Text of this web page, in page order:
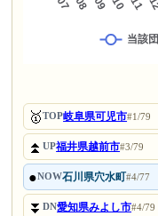
🥇TOP岐阜県可児市#1/79
⏫UP福井県越前市#3/79
●NOW石川県穴水町#4/77
⏬DN愛知県みよし市#4/79